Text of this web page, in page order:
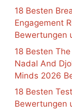
18 Besten
Engagement
Bewertungen
18 Besten
Nadal And
Minds 2026
18 Besten
Bewertungen